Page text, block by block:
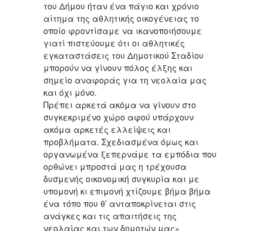
του Δήμου ήταν ένα πάγιο και χρόνιο
αίτημα της αθλητικής οικογένειας το
οποίο φροντίσαμε να ικανοποιήσουμε
γιατί πιστεύουμε ότι οι αθλητικές
εγκαταστάσεις του Δημοτικού Σταδίου
μπορούν να γίνουν πόλος έλξης και
σημείο αναφοράς για τη νεολαία μας
και όχι μόνο.
Πρέπει αρκετά ακόμα να γίνουν στο
συγκεκριμένο χώρο αφού υπάρχουν
ακόμα αρκετές ελλείψεις και
προβλήματα. Σχεδιασμένα όμως και
οργανωμένα ξεπερνάμε τα εμπόδια που
ορθώνει μπροστά μας η τρέχουσα
δυσμενής οικονομική συγκυρία και με
υπομονή κι επιμονή χτίζουμε βήμα βήμα
ένα τόπο που θ’ ανταποκρίνεται στις
ανάγκες και τις απαιτήσεις της
νεολαίας και των δημοτών μας»